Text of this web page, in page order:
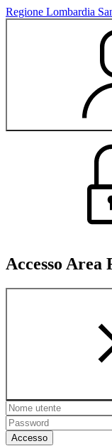
Regione Lombardia
Accesso Area
Accesso